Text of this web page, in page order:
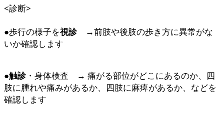
<診断>
●歩行の様子を視診→前肢や後肢の歩き方に異常がな
いか確認します
●触診・身体検査 → 痛がる部位がどこにあるのか、四
肢に腫れや痛みがあるか、四肢に麻痺があるか、などを
確認します